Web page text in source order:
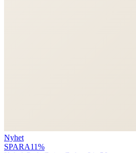
Nyhet
SPARA11%